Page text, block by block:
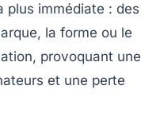
plus immédiate : des
la forme ou le
provoquant une
et une perte